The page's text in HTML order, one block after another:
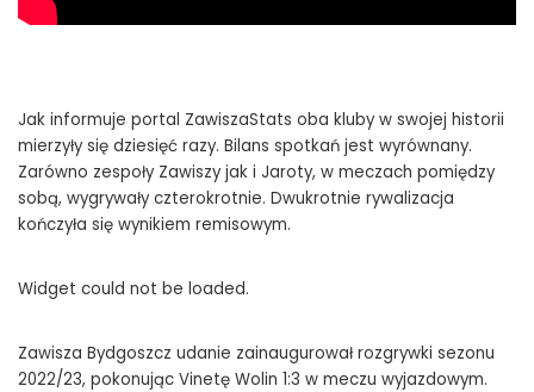
Jak informuje portal ZawiszaStats oba kluby w swojej historii
mierzyły się dziesięć razy. Bilans spotkań jest wyrównany.
Zarówno zespoły Zawiszy jak i Jaroty, w meczach pomiędzy
sobą, wygrywały czterokrotnie. Dwukrotnie rywalizacja
kończyła się wynikiem remisowym.
Widget could not be loaded.
Zawisza Bydgoszcz udanie zainaugurował rozgrywki sezonu
2022/23, pokonując Vinetę Wolin 1:3 w meczu wyjazdowym.